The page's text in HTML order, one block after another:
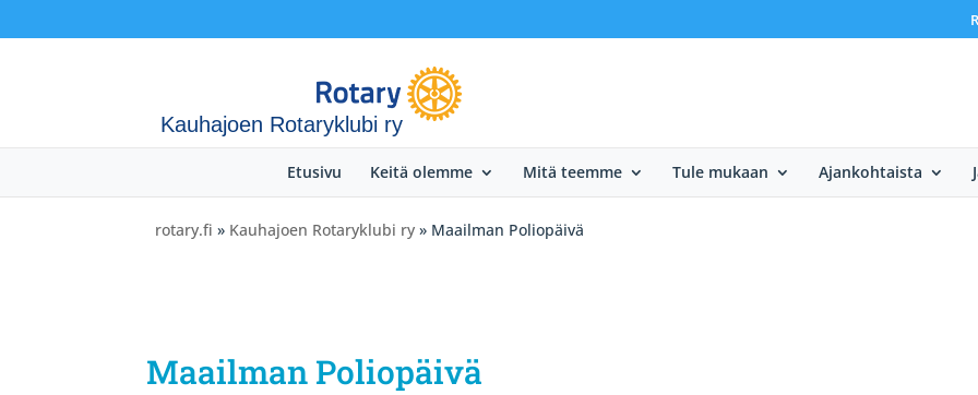
Kauhajoen Rotaryklubi ry
Etusivu Keitä olemme Mitä teemme Tule mukaan Ajankohtaista
rotary.fi » Kauhajoen Rotaryklubi ry » Maailman Poliopäivä
Maailman Poliopäivä